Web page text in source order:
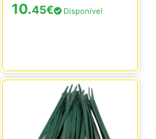
10.45€ Disponível